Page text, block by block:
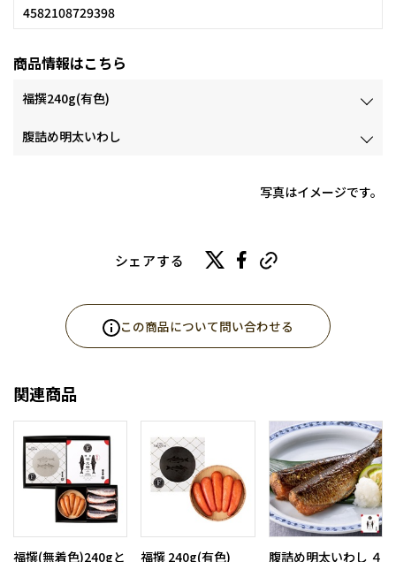
4582108729398
商品情報はこちら
福撰240g(有色)
腹詰め明太いわし
写真はイメージです。
シェアする
この商品について問い合わせる
関連商品
福撰(無着色)240gと
福撰 240g(有色)
腹詰め明太いわし ４